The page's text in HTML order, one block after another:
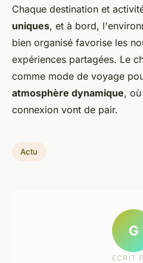
Chaque destination et
uniques, et à bord,
bien organisé favorise les
expériences partagées. Le
comme mode de voyage
atmosphère dynamique,
connexion vont de pair.
Actu
G
ECRIT